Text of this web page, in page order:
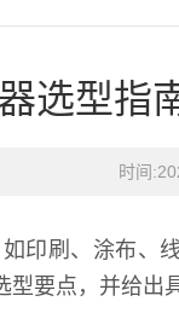
选型指
时间
印刷、涂布
要点，并给出